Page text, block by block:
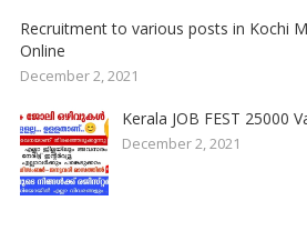
Recruitment to various posts in Kochi
Online
December 2, 2021
Kerala JOB FEST 25000
December 2, 2021